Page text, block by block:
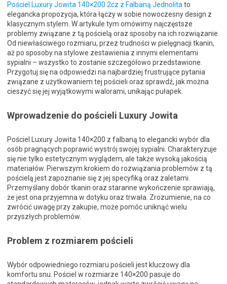
Pościel Luxury Jowita 140×200 2cz z Falbaną Jednolita to
elegancka propozycja, która łączy w sobie nowoczesny design z
klasycznym stylem. W artykule tym omówimy najczęstsze
problemy związane z tą pościelą oraz sposoby na ich rozwiązanie.
Od niewłaściwego rozmiaru, przez trudności w pielęgnacji tkanin,
aż po sposoby na stylowe zestawienia z innymi elementami
sypialni – wszystko to zostanie szczegółowo przedstawione.
Przygotuj się na odpowiedzi na najbardziej frustrujące pytania
związane z użytkowaniem tej pościeli oraz sprawdź, jak można
cieszyć się jej wyjątkowymi walorami, unikając pułapek.
Wprowadzenie do pościeli Luxury Jowita
Pościel Luxury Jowita 140×200 z falbaną to elegancki wybór dla
osób pragnących poprawić wystrój swojej sypialni. Charakteryzuje
się nie tylko estetycznym wyglądem, ale także wysoką jakością
materiałów. Pierwszym krokiem do rozwiązania problemów z tą
pościelą jest zapoznanie się z jej specyfiką oraz zaletami.
Przemyślany dobór tkanin oraz staranne wykończenie sprawiają,
że jest ona przyjemna w dotyku oraz trwała. Zrozumienie, na co
zwrócić uwagę przy zakupie, może pomóc uniknąć wielu
przyszłych problemów.
Problem z rozmiarem pościeli
Wybór odpowiedniego rozmiaru pościeli jest kluczowy dla
komfortu snu. Pościel w rozmiarze 140×200 pasuje do